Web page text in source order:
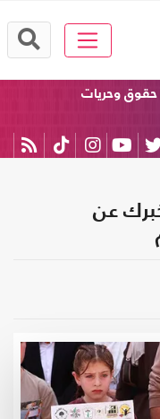
حقوق وحريات
عن